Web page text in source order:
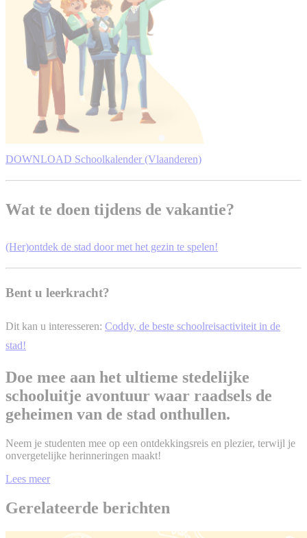
DOWNLOAD Schoolkalender (Vlaanderen)
Wat te doen tijdens de vakantie?
(Her)ontdek de stad door met het gezin te spelen!
Bent u leerkracht?
Dit kan u interesseren: Coddy, de beste schoolreisactiviteit in de
stad!
Doe mee aan het ultieme stedelijke
schooluitje avontuur waar raadsels de
geheimen van de stad onthullen.
Neem je studenten mee op een ontdekkingsreis en plezier, terwijl je
onvergetelijke herinneringen maakt!
Lees meer
Gerelateerde berichten